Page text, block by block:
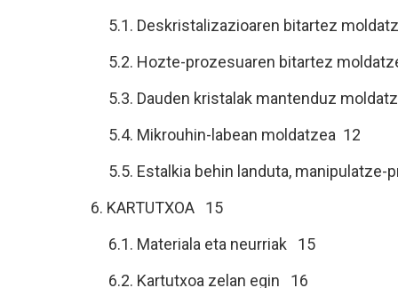
5.1. Deskristalizazioaren bitartez
5.2. Hozte-prozesuaren bitartez
5.3. Dauden kristalak mantenduz
5.4. Mikrouhin-labean moldatzea 12
5.5. Estalkia behin landuta,
6. KARTUTXOA 15
6.1. Materiala eta neurriak 15
6.2. Kartutxoa zelan egin 16